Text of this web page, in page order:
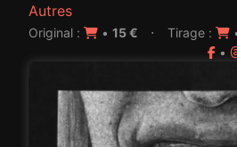
Autres
Original : • 15 € · Tirage :
•